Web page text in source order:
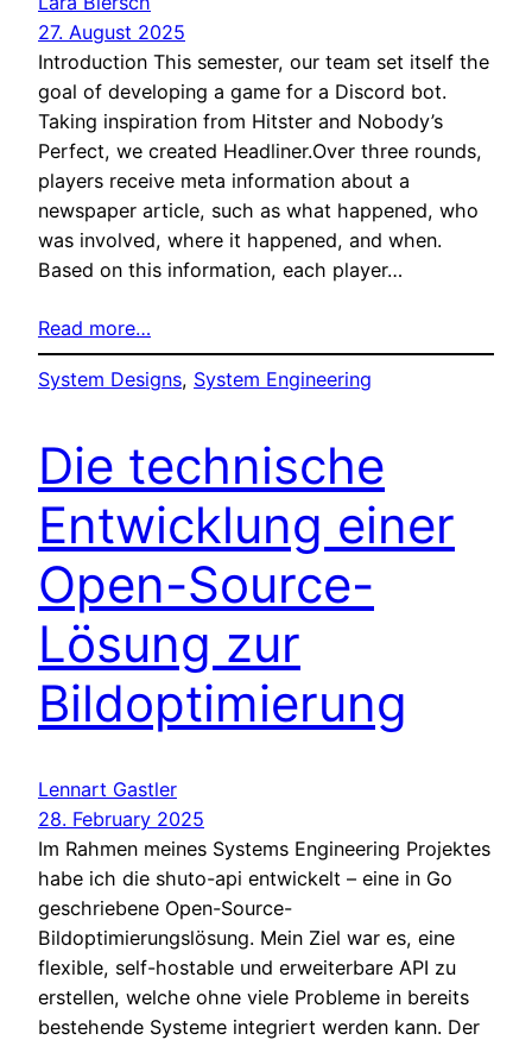
27. August 2025
Introduction This semester, our team set itself the
goal of developing a game for a Discord bot.
Taking inspiration from Hitster and Nobody’s
Perfect, we created Headliner.Over three rounds,
players receive meta information about a
newspaper article, such as what happened, who
was involved, where it happened, and when.
Based on this information, each player…
Read more…
System Designs, System Engineering
Die technische
Entwicklung einer
Open-Source-
Lösung zur
Bildoptimierung
Lennart Gastler
28. February 2025
Im Rahmen meines Systems Engineering Projektes
habe ich die shuto-api entwickelt – eine in Go
geschriebene Open-Source-
Bildoptimierungslösung. Mein Ziel war es, eine
flexible, self-hostable und erweiterbare API zu
erstellen, welche ohne viele Probleme in bereits
bestehende Systeme integriert werden kann. Der